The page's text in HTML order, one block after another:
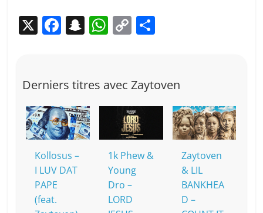
X F
e
b
o
o
k
S
p
c
h
at
W
s
A
p
C
y
Li
n
k
g
er
Derniers titres avec Zaytoven
Kollosus –
I LUV DAT
PAPE
(feat.
1k Phew &
Young
Dro –
LORD
Zaytoven
& LIL
BANKHEA
D –